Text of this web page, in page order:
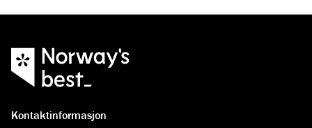
Kontaktinformasjon